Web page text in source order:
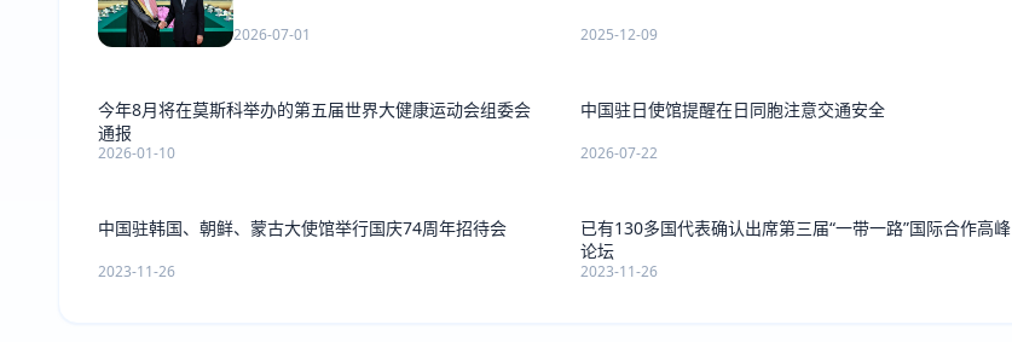
2026-07-01 2025-12-09
今年8月将在莫斯科举办的第五届世界大健康运动会组委会
通报
2026-01-10
中国驻日使馆提醒在日同胞注意交通安全
2026-07-22
中国驻韩国、朝鲜、蒙古大使馆举行国庆74周年招待会
2023-11-26
已有130多国代表确认出席第三届“一带一路”国际合作高峰
论坛
2023-11-26